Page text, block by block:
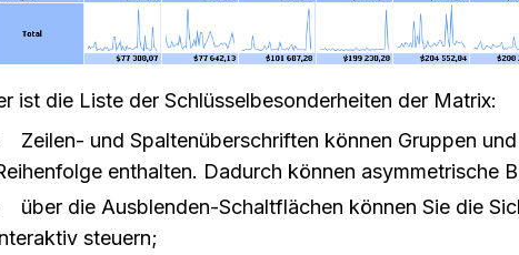
ist die Liste der Schlüsselbesonderheiten der Matrix:
Zeilen- und Spaltenüberschriften können Gruppen
enthalten. Dadurch können asymmetrische
über die Ausblenden-Schaltflächen können Sie die
steuern;